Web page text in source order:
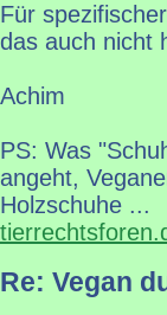
Für
das auch nicht
Achim
PS: Was
angeht,
Holzschuhe ...
Re: Vegan